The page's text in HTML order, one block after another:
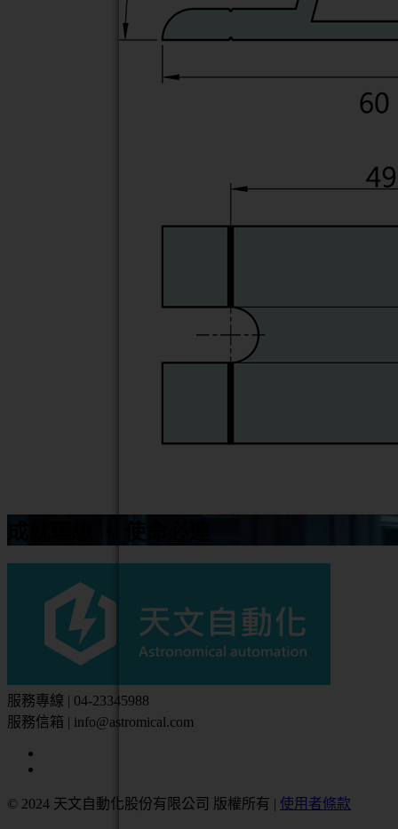
服務專線 | 04-23345988
服務信箱 | info@astromical.com
© 2024 天文自動化股份有限公司 版權所有 | 使用者條款